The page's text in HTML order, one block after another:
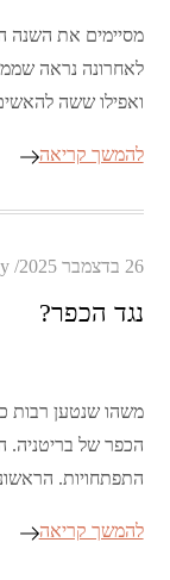
מסיימים את השנה
לאחרונה נראה
ואפילו ששה
להמשך קריאה
Posted
26 בדצמבר 2025
נגד הכפר?
משהו שנטען רבות
הכפר של בריטניה.
התפתחויות.
להמשך קריאה